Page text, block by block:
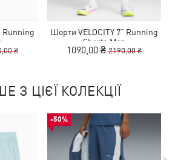
Running
₴
Шорти VELOCITY 7" Running
Shorts Men
1090,00 ₴ 2190,00 ₴
З ЦІЄЇ КОЛЕКЦІЇ
-50%